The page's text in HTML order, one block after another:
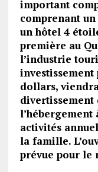
important
comprenant
un hôtel 4
première au
l’industrie
dollars,
divertissement
l’hébergement
activités
la famille.
prévue pour le